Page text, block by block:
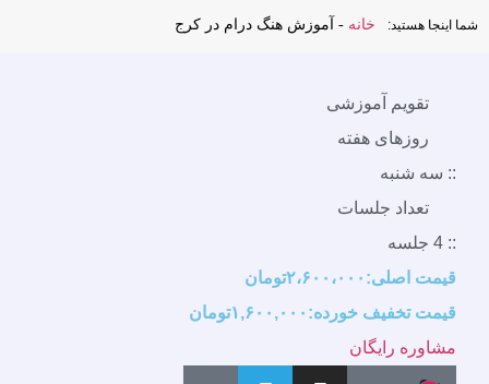
شما اینجا هستید: خانه - آموزش هنگ درام در کرج
تقویم آموزشی
روزهای هفته
:: سه شنبه
تعداد جلسات
:: 4 جلسه
قیمت اصلی:۲،۶۰۰،۰۰۰تومان
قیمت تخفیف خورده:۱,۶۰۰,۰۰۰تومان
مشاوره رایگان